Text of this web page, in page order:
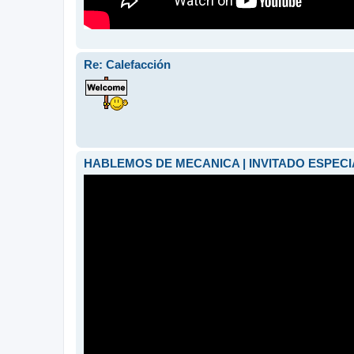
Re: Calefacción
HABLEMOS DE MECANICA | INVITADO